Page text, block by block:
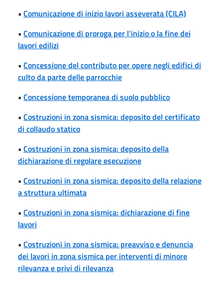
• Comunicazione di inizio lavori asseverata (CILA)
• Comunicazione di proroga per l'inizio o la fine dei
lavori edilizi
• Concessione del contributo per opere negli edifici di
culto da parte delle parrocchie
• Concessione temporanea di suolo pubblico
• Costruzioni in zona sismica: deposito del certificato
di collaudo statico
• Costruzioni in zona sismica: deposito della
dichiarazione di regolare esecuzione
• Costruzioni in zona sismica: deposito della relazione
a struttura ultimata
• Costruzioni in zona sismica: dichiarazione di fine
lavori
• Costruzioni in zona sismica: preavviso e denuncia
dei lavori in zona sismica per interventi di minore
rilevanza e privi di rilevanza